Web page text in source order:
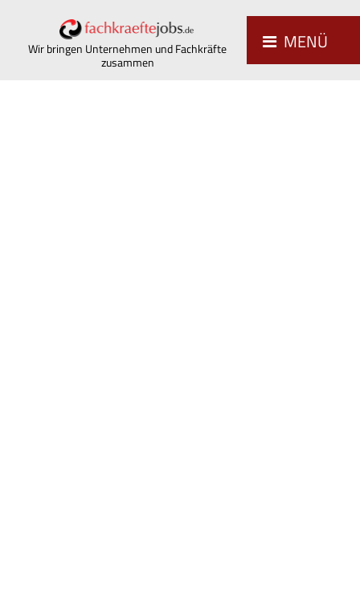
Wir bringen Unternehmen und Fachkräfte
zusammen
MENÜ